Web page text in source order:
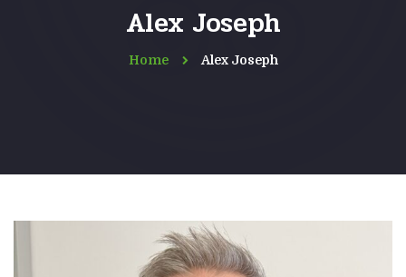
Alex Joseph
Home Alex Joseph